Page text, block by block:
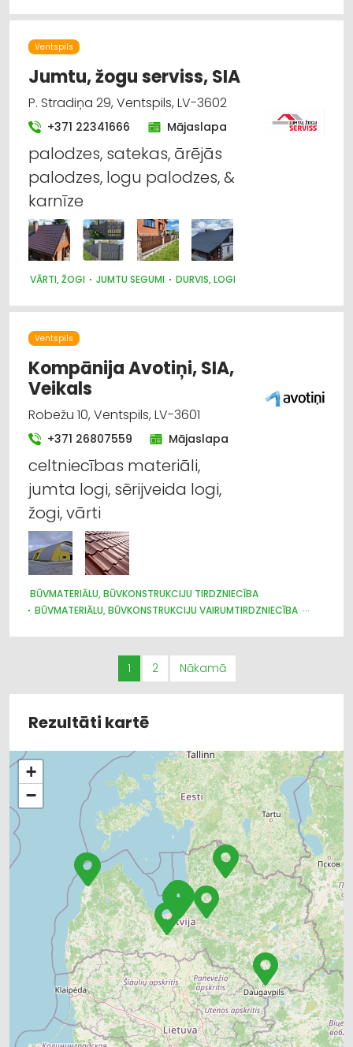
JUMTU SEGUMI
METĀLIZSTRĀDĀJUMI
DURVIS, LOGI
METĀLA TIRDZNIECĪBA
INTERNETVEIKALI, E-KOMERCIJA
APDARES MATERIĀLI: TIRDZNIECĪBA
Ventspils
Jumtu, žogu serviss, SIA
P. Stradiņa 29, Ventspils, LV-3602
+371 22341666 Mājaslapa
palodzes, satekas, ārējās
palodzes, logu palodzes, &
karnīze
VĀRTI, ŽOGI JUMTU SEGUMI DURVIS, LOGI
Ventspils
Kompānija Avotiņi, SIA,
Veikals
Robežu 10, Ventspils, LV-3601
+371 26807559 Mājaslapa
celtniecības materiāli,
jumta logi, sērijveida logi,
žogi, vārti
BŪVMATERIĀLU, BŪVKONSTRUKCIJU TIRDZNIECĪBA
BŪVMATERIĀLU, BŪVKONSTRUKCIJU VAIRUMTIRDZNIECĪBA
METĀLA TIRDZNIECĪBA
METĀLAPSTRĀDE
VĀRTI, ŽOGI
INTERNETVEIKALI, E-KOMERCIJA
APDARES MATERIĀLI: TIRDZNIECĪBA
1 2 Nākamā
Rezultāti kartē
+
−